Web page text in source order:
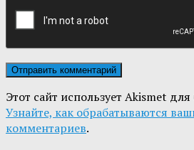
Этот сайт использует Akismet
Узнайте, как обрабатываются
комментариев.